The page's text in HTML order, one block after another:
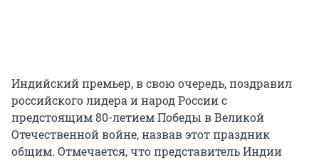
Индийский премьер, в свою очередь, поздравил
российского лидера и народ России с
предстоящим 80-летием Победы в Великой
Отечественной войне, назвав этот праздник
общим. Отмечается, что представитель Индии